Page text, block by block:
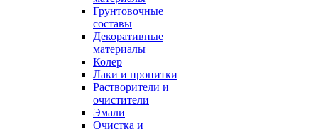
Грунтовочные
составы
Декоративные
материалы
Колер
Лаки и пропитки
Растворители и
очистители
Эмали
Очистка и